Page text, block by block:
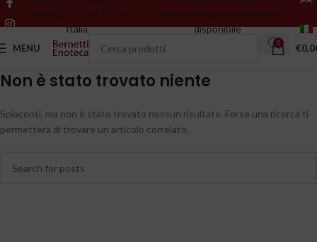
sopra 150€ GRATIS in
Italia
riferiscono all’ultima annata
disponibile
MENU 0 €
Non è stato trovato niente
Spiacenti, ma non è stato trovato nessun risultato. Forse una ricerca ti
permetterà di trovare un articolo correlato.